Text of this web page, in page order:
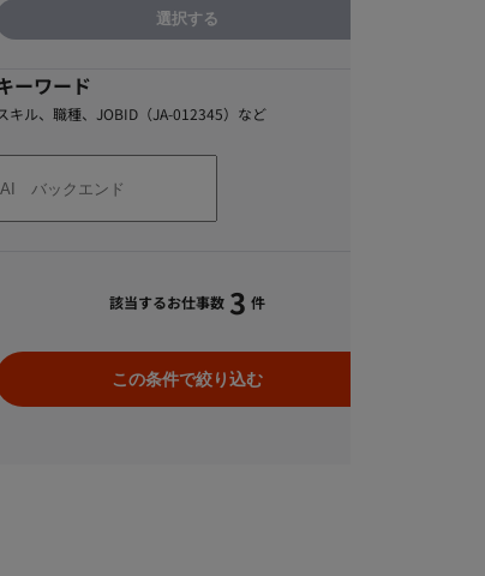
選択する
ーワード
キル、職種、JOBID（JA-012345）など
該当するお仕事数 3 件
この条件で絞り込む